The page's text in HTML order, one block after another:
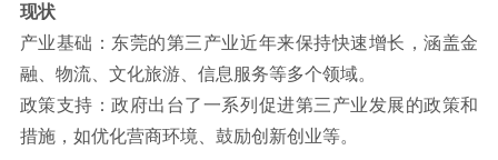
现状
产业基础：东莞的第三产业近年来保持快速增长，涵盖金
融、物流、文化旅游、信息服务等多个领域。
政策支持：政府出台了一系列促进第三产业发展的政策和
措施，如优化营商环境、鼓励创新创业等。